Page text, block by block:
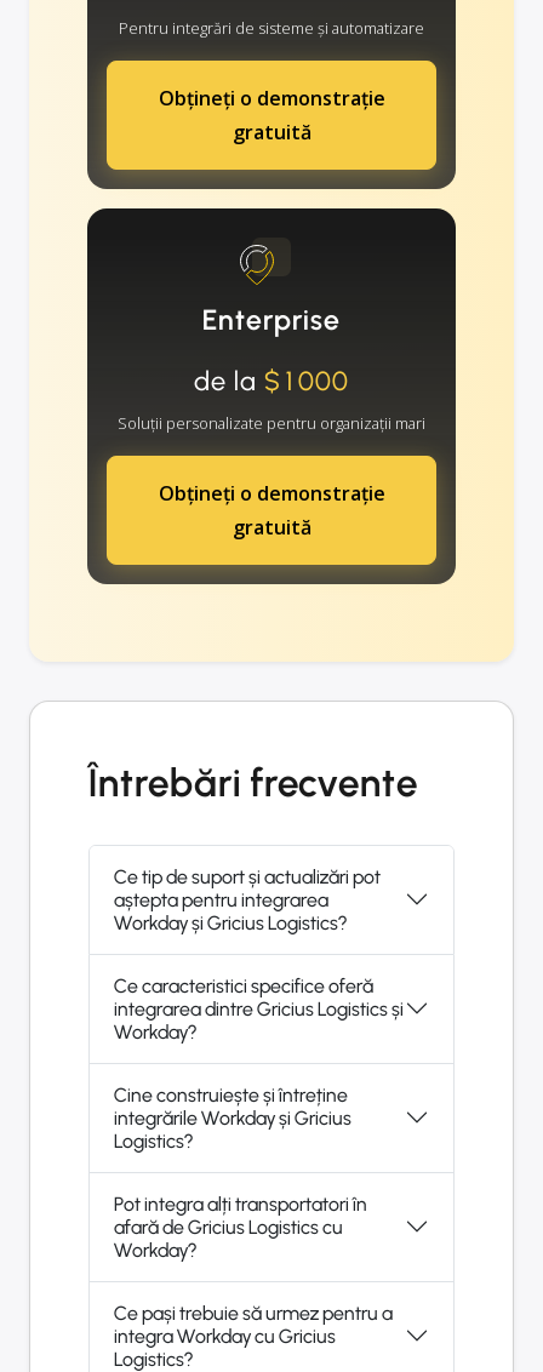
Pentru integrări de sisteme și automatizare
Obțineți o demonstrație
gratuită
Enterprise
de la $1000
Soluții personalizate pentru organizații mari
Obțineți o demonstrație
gratuită
Întrebări frecvente
Ce tip de suport și actualizări pot
aștepta pentru integrarea
Workday și Gricius Logistics?
Ce caracteristici specifice oferă
integrarea dintre Gricius Logistics și
Workday?
Cine construiește și întreține
integrările Workday și Gricius
Logistics?
Pot integra alți transportatori în
afară de Gricius Logistics cu
Workday?
Ce pași trebuie să urmez pentru a
integra Workday cu Gricius
Logistics?